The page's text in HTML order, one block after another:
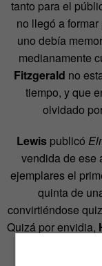
tanto para el
no llegó a
uno debía
medianamente
Fitzgerald no
tiempo, y que
olvidado
Lewis publicó
vendida de ese
ejemplares el
quinta de
convirtiéndose
Quizá por envidia,